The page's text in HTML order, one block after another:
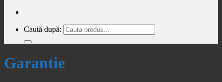
Caută după:
Garantie